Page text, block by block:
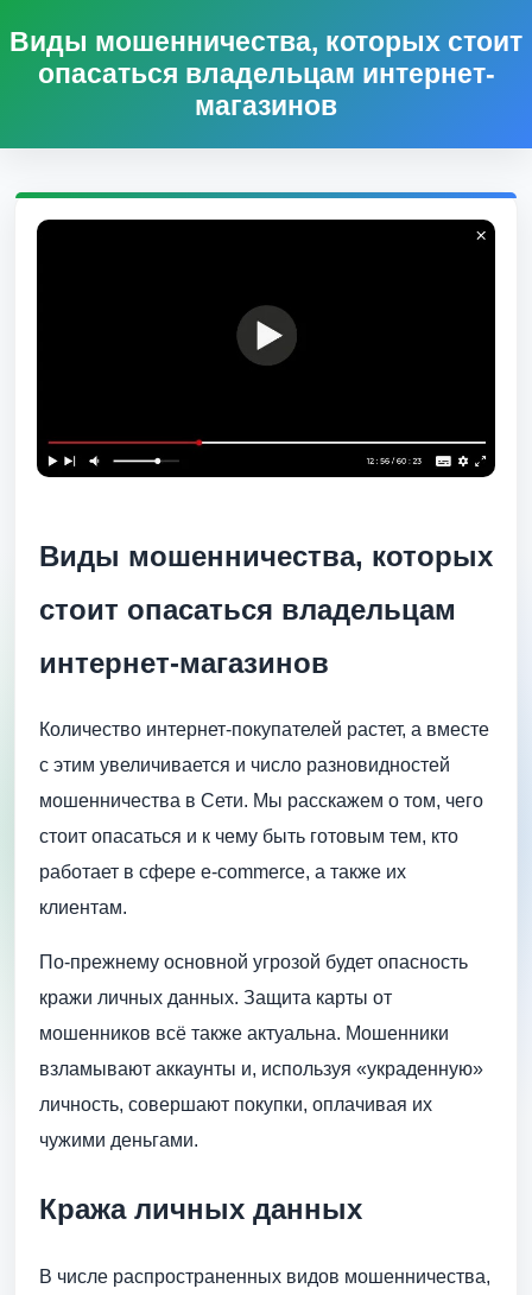
Виды мошенничества, которых стоит
опасаться владельцам интернет-
магазинов
Виды мошенничества, которых
стоит опасаться владельцам
интернет-магазинов
Количество интернет-покупателей растет, а вместе
с этим увеличивается и число разновидностей
мошенничества в Сети. Мы расскажем о том, чего
стоит опасаться и к чему быть готовым тем, кто
работает в сфере е-commerce, а также их
клиентам.
По-прежнему основной угрозой будет опасность
кражи личных данных. Защита карты от
мошенников всё также актуальна. Мошенники
взламывают аккаунты и, используя «украденную»
личность, совершают покупки, оплачивая их
чужими деньгами.
Кража личных данных
В числе распространенных видов мошенничества,